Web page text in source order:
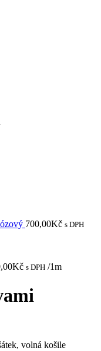
700,00Kč s DPH
Kč s DPH /1m
volná košile